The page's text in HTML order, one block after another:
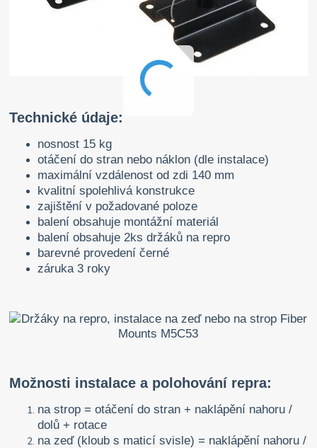
Technické údaje:
nosnost 15 kg
otáčení do stran nebo náklon (dle instalace)
maximální vzdálenost od zdi 140 mm
kvalitní spolehlivá konstrukce
zajištění v požadované poloze
balení obsahuje montážní materiál
balení obsahuje 2ks držáků na repro
barevné provedení černé
záruka 3 roky
Možnosti instalace a polohování repra:
na strop = otáčení do stran + naklápění nahoru /
dolů + rotace
na zeď (kloub s maticí svisle) = naklápění nahoru /